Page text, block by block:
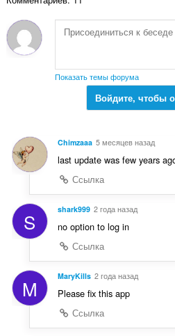
:ц
е
к
:
Показать темы форума
Войдите, чтобы
Chimzaaa 5 месяцев назад
last update was few years
Ссылка
S shark999 2 года назад
no option to log in
Ссылка
M MaryKills 2 года назад
Please fix this app
Ссылка